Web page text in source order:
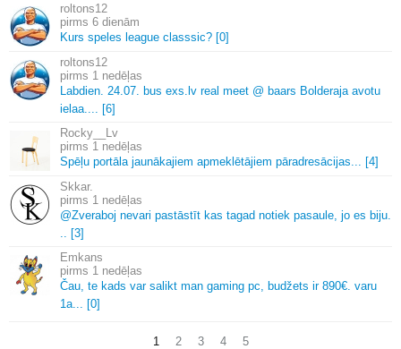
roltons12
6 dienām
Kurs speles league classsic? [0]
roltons12
1 nedēļas
Labdien. 24. 07. bus exs. lv real meet @ baars Bolderaja avotu
ielaa.
[6]
Rocky__Lv
1 nedēļas
Spēļu portāla jaunākajiem apmeklētājiem pāradresācijas.
[4]
Skkar.
1 nedēļas
@Zveraboj nevari pastāstīt kas tagad notiek pasaule, jo es biju.
[3]
Emkans
1 nedēļas
Čau, te kads var salikt man gaming pc, budžets ir 890€. varu
1a.
[0]
1 2 3 4 5